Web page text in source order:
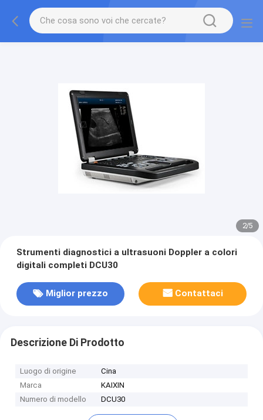
2/5
Strumenti diagnostici a ultrasuoni Doppler a colori
digitali completi DCU30
Miglior prezzo Contattaci
Descrizione Di Prodotto
Luogo di origine
Cina
Marca
KAIXIN
Numero di modello
DCU30